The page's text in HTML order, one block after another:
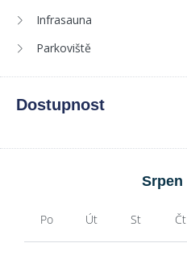
Infrasauna
Parkoviště
Dostupnost
Srpen
Po Út St Čt